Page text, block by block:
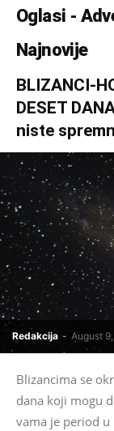
Oglasi -
Najnovije
BLIZANCI-
DESET
niste
Redakcija - August
Blizancima se
dana koji mogu
vama je period